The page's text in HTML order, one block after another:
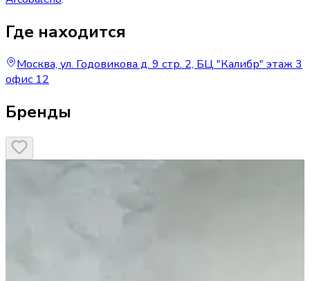
Где находится
Москва, ул. Годовикова д. 9 стр. 2, БЦ "Калибр" этаж 3
офис 12
Бренды